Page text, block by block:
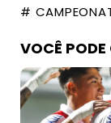
#
VOCÊ